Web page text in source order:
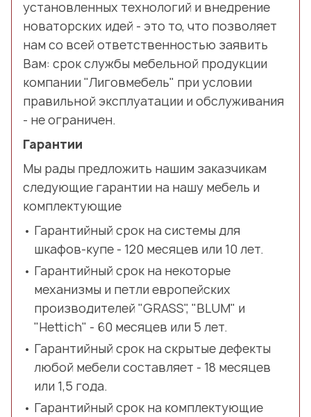
установленных технологий и внедрение
новаторских идей - это то, что позволяет
нам со всей ответственностью заявить
Вам: срок службы мебельной продукции
компании "Лиговмебель" при условии
правильной эксплуатации и обслуживания
- не ограничен.
Гарантии
Мы рады предложить нашим заказчикам
следующие гарантии на нашу мебель и
комплектующие
Гарантийный срок на системы для
шкафов-купе - 120 месяцев или 10 лет.
Гарантийный срок на некоторые
механизмы и петли европейских
производителей "GRASS", "BLUM" и
"Hettich" - 60 месяцев или 5 лет.
Гарантийный срок на скрытые дефекты
любой мебели составляет - 18 месяцев
или 1,5 года.
Гарантийный срок на комплектующие